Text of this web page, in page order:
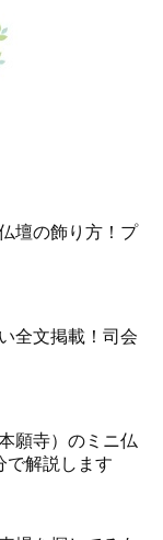
壇の飾り方！プ
全文掲載！司会
願寺）のミニ仏
で解説します